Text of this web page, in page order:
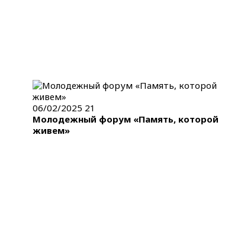
06/02/2025 21
Молодежный форум «Память, которой
живем»